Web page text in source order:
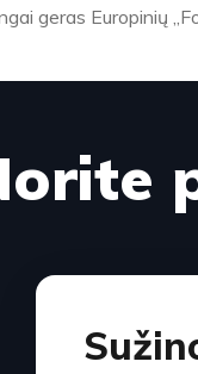
geras Europinių